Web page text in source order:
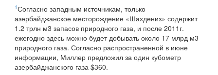
1Согласно западным источникам, только
азербайджанское месторождение «Шахдениз» содержит
1.2 трлн м3 запасов природного газа, и после 2011г.
ежегодно здесь можно будет добывать около 17 млрд м3
природного газа. Согласно распространенной в июне
информации, Миллер предложил за один кубометр
азербайджанского газа $360.